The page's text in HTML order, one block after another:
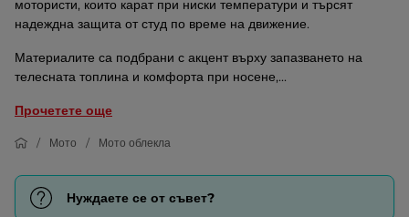
мотористи, които карат при ниски температури и търсят
надеждна защита от студ по време на движение.
Материалите са подбрани с акцент върху запазването на
телесната топлина и комфорта при носене,...
Прочетете още
Мото Мото облекла
Нуждаете се от съвет?